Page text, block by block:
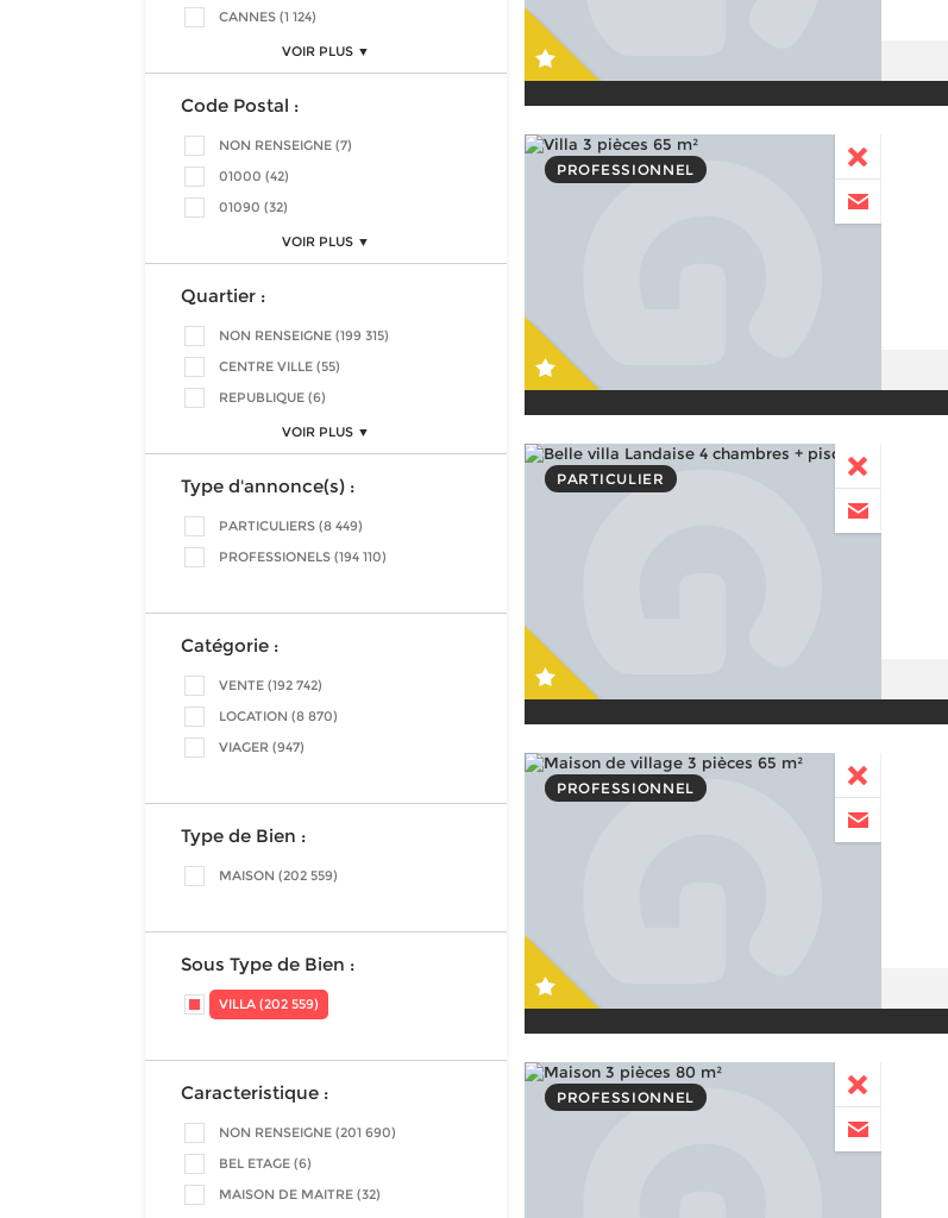
CANNES (1 124)
VOIR PLUS ▼
Code Postal :
NON RENSEIGNE (7)
01000 (42)
01090 (32)
VOIR PLUS ▼
Quartier :
NON RENSEIGNE (199 315)
CENTRE VILLE (55)
REPUBLIQUE (6)
VOIR PLUS ▼
Type d'annonce(s) :
PARTICULIERS (8 449)
PROFESSIONELS (194 110)
Catégorie :
VENTE (192 742)
LOCATION (8 870)
VIAGER (947)
Type de Bien :
MAISON (202 559)
Sous Type de Bien :
VILLA (202 559)
Caracteristique :
NON RENSEIGNE (201 690)
BEL ETAGE (6)
MAISON DE MAITRE (32)
PROFESSIONNEL
PARTICULIER
PROFESSIONNEL
PROFESSIONNEL